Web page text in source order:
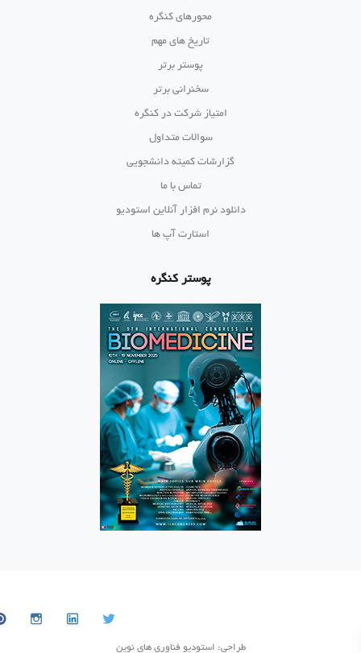
محورهای کنگره
تاریخ های مهم
پوستر برتر
سخنرانی برتر
امتیاز شرکت در کنگره
سوالات متداول
گزارشات کمیته دانشجویی
تماس با ما
دانلود نرم افزار آنلاین استودیو
استارت آپ ها
پوستر کنگره
طراحی: استودیو فناوری های نوین